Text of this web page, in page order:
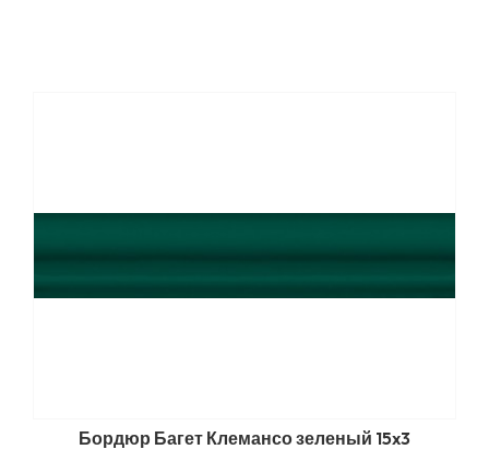
Бордюр Багет Клемансо зеленый 15x3